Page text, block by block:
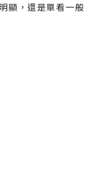
顯，還是單看一般